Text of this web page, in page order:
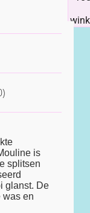
is
splitsen
glanst. De
was en